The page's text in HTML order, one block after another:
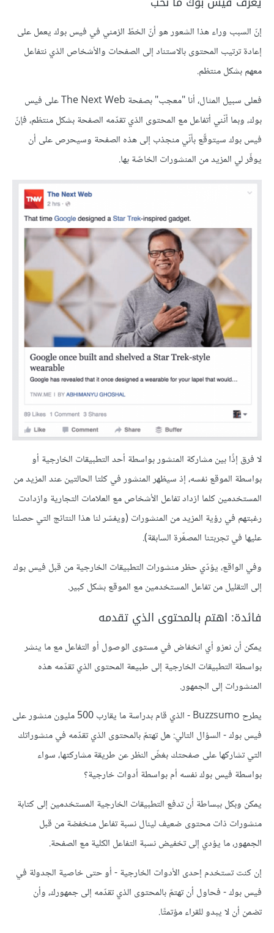
إنّ السبب وراء هذا الشعور هو أنّ الخطّ الزمني في فيس بوك يعمل على
إعادة ترتيب المحتوى بالاستناد إلى الصفحات والأشخاص الذي نتفاعل
معهم بشكل منتظم.
فعلى سبيل المثال، أنا "معجب" بصفحة The Next Web على فيس
بوك، وبما أنّني أتفاعل مع المحتوى الذي تقدّمه الصفحة بشكل منتظم، فإنّ
فيس بوك سيتوقّع بأنّي منجذب إلى هذه الصفحة وسيحرص على أن
يوفّر لي المزيد من المنشورات الخاصّة بها.
لا فرق إذًا بين مشاركة المنشور بواسطة أحد التطبيقات الخارجية أو
بواسطة الموقع نفسه، إذ سيظهر المنشور في كلتا الحالتين عند المزيد من
المستخدمين كلما ازداد تفاعل الأشخاص مع العلامات التجارية وازدادت
رغبتهم في رؤية المزيد من المنشورات (ويفسّر لنا هذا النتائج التي حصلنا
عليها في تجربتنا المصغّرة السابقة).
وفي الواقع، يؤدّي حظر منشورات التطبيقات الخارجية من قبل فيس بوك
إلى التقليل من تفاعل المستخدمين مع الموقع بشكل كبير.
فائدة: اهتم بالمحتوى الذي تقدمه
يمكن أن نعزو أي انخفاض في مستوى الوصول أو التفاعل مع ما ينشر
بواسطة التطبيقات الخارجية إلى طبيعة المحتوى الذي تقدّمه هذه
المنشورات إلى الجمهور.
يطرح Buzzsumo - الذي قام بدراسة ما يقارب 500 مليون منشور على
فيس بوك - السؤال التالي: هل تهتمّ بالمحتوى الذي تقدّمه في منشوراتك
التي تشاركها على صفحتك بغضّ النظر عن طريقة مشاركتها، سواء
بواسطة فيس بوك نفسه أم بواسطة أدوات خارجية؟
يمكن وبكل ببساطة أن تدفع التطبيقات الخارجية المستخدمين إلى كتابة
منشورات ذات محتوى ضعيف لينال نسبة تفاعل منخفضة من قبل
الجمهور، ما يؤدي إلى تخفيض نسبة التفاعل الكلية مع الصفحة.
إن كنت تستخدم إحدى الأدوات الخارجية - أو حتى خاصية الجدولة في
فيس بوك - فحاول أن تهتمّ بالمحتوى الذي تقدّمه إلى جمهورك، وأن
تضمن أن لا يبدو للقراء مؤتمتًا.